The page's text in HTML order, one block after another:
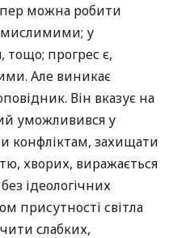
можна робити
у
тощо; прогрес є,
Але виникає
Він вказує на
уможливився у
конфліктам, захищати
хворих, виражається
ідеологічних
присутності світла
слабких,